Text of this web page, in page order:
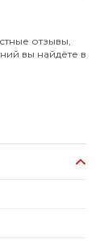
отзывы,
вы найдёте в